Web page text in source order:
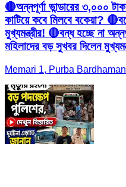
🔴অন্নপূর্ণা ভান্ডারের ৩,০০০
কাটিয়ে কবে মিলবে বকেয়া?
মুখ্যমন্ত্রীর! 🔴বন্ধ হচ্ছে না
মহিলাদের বড় সুখবর দিলেন
Memari 1, Purba